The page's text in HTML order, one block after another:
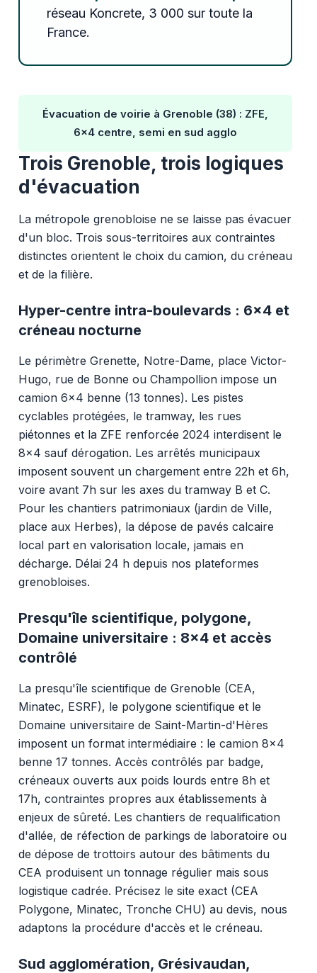
réseau Koncrete, 3 000 sur toute la
France.
Évacuation de voirie à Grenoble (38) : ZFE,
6x4 centre, semi en sud agglo
Trois Grenoble, trois logiques
d'évacuation
La métropole grenobloise ne se laisse pas évacuer
d'un bloc. Trois sous-territoires aux contraintes
distinctes orientent le choix du camion, du créneau
et de la filière.
Hyper-centre intra-boulevards : 6x4 et
créneau nocturne
Le périmètre Grenette, Notre-Dame, place Victor-
Hugo, rue de Bonne ou Champollion impose un
camion 6x4 benne (13 tonnes). Les pistes
cyclables protégées, le tramway, les rues
piétonnes et la ZFE renforcée 2024 interdisent le
8x4 sauf dérogation. Les arrêtés municipaux
imposent souvent un chargement entre 22h et 6h,
voire avant 7h sur les axes du tramway B et C.
Pour les chantiers patrimoniaux (jardin de Ville,
place aux Herbes), la dépose de pavés calcaire
local part en valorisation locale, jamais en
décharge. Délai 24 h depuis nos plateformes
grenobloises.
Presqu'île scientifique, polygone,
Domaine universitaire : 8x4 et accès
contrôlé
La presqu'île scientifique de Grenoble (CEA,
Minatec, ESRF), le polygone scientifique et le
Domaine universitaire de Saint-Martin-d'Hères
imposent un format intermédiaire : le camion 8x4
benne 17 tonnes. Accès contrôlés par badge,
créneaux ouverts aux poids lourds entre 8h et
17h, contraintes propres aux établissements à
enjeux de sûreté. Les chantiers de requalification
d'allée, de réfection de parkings de laboratoire ou
de dépose de trottoirs autour des bâtiments du
CEA produisent un tonnage régulier mais sous
logistique cadrée. Précisez le site exact (CEA
Polygone, Minatec, Tronche CHU) au devis, nous
adaptons la procédure d'accès et le créneau.
Sud agglomération, Grésivaudan,